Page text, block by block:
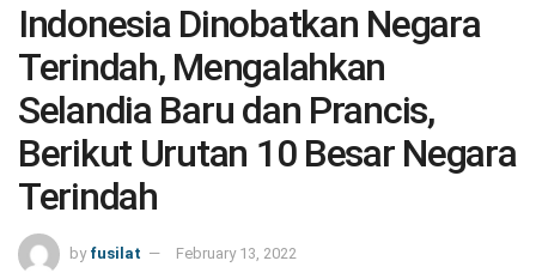
Indonesia Dinobatkan Negara
Terindah, Mengalahkan
Selandia Baru dan Prancis,
Berikut Urutan 10 Besar Negara
Terindah
by fusilat February 13, 2022